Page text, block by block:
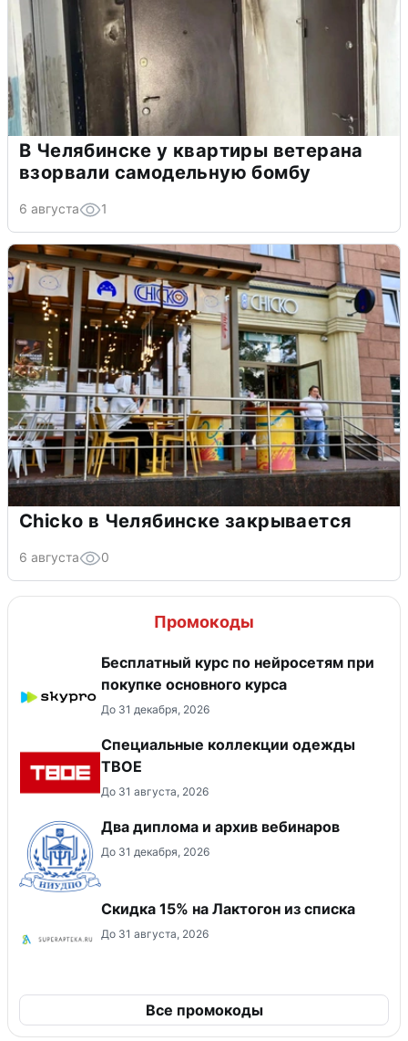
В Челябинске у квартиры ветерана
взорвали самодельную бомбу
6 августа 1
Chicko в Челябинске закрывается
6 августа 0
Промокоды
Бесплатный курс по нейросетям при
покупке основного курса
До 31 декабря, 2026
Специальные коллекции одежды
ТВОЕ
До 31 августа, 2026
Два диплома и архив вебинаров
До 31 декабря, 2026
Скидка 15% на Лактогон из списка
До 31 августа, 2026
Все промокоды